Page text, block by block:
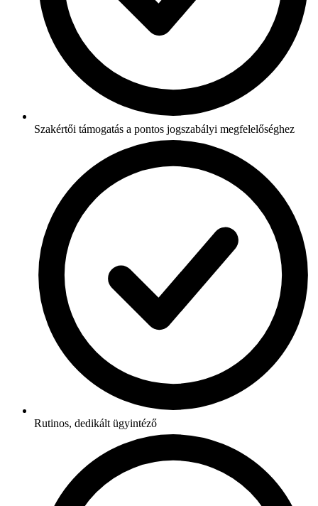
Szakértői támogatás a pontos jogszabályi megfelelőséghez
Rutinos, dedikált ügyintéző